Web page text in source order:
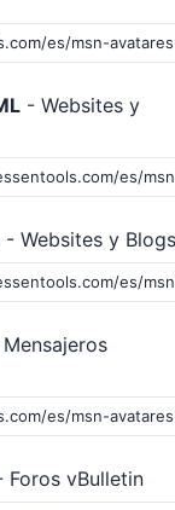
- Websites y
- Websites y Blogs
Foros vBulletin